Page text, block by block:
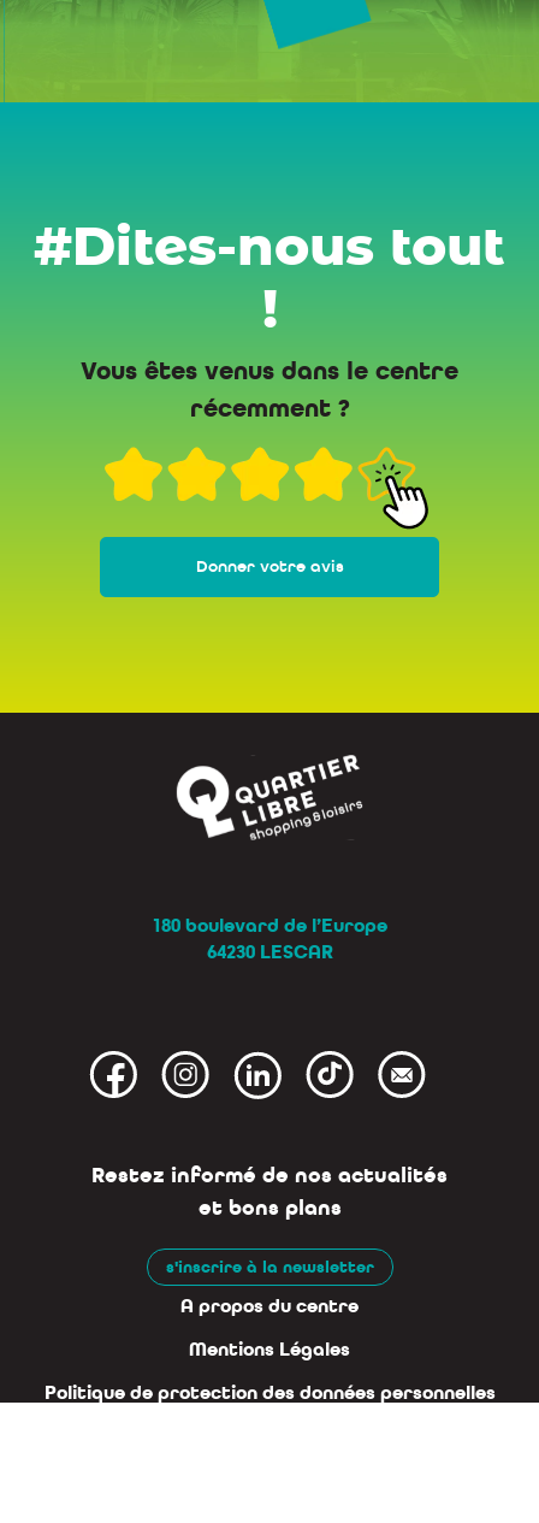
#Dites-nous tout
!
Vous êtes venus dans le centre
récemment ?
Donner votre avis
180 boulevard de l’Europe
64230 LESCAR
Restez informé de nos actualités
et bons plans
s'inscrire à la newsletter
A propos du centre
Mentions Légales
Politique de protection des données personnelles